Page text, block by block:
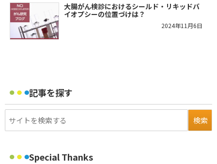
大腸がん検診におけるシールド・リキッドバ
イオプシーの位置づけは？
2024年11月6日
記事を探す
Special Thanks